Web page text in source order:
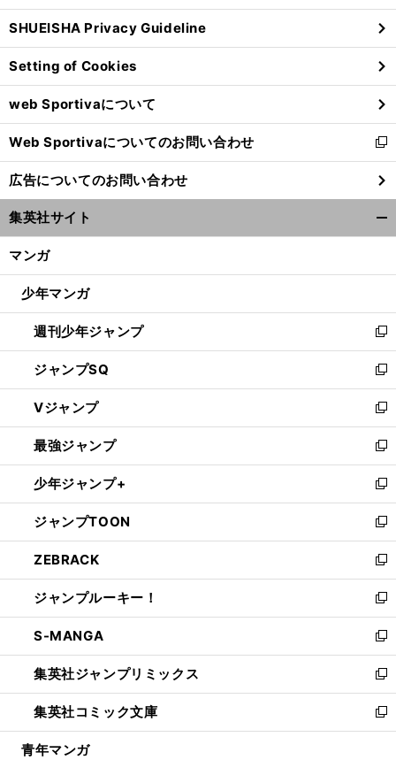
ウ
ィ
ン
ド
ウ
で
開
く
SHUEISHA Privacy Guideline
Setting of Cookies
web Sportivaについて
Web Sportivaについてのお問い合わせ
新
し
い
ウ
ィ
ン
ウ
開
く
広告についてのお問い合わせ
集英社サイト
マンガ
少年マンガ
週刊少年ジャンプ
新
し
い
ウ
ィ
ン
ド
ウ
で
開
く
ジャンプSQ
新
し
い
ウ
ィ
ン
ド
ウ
で
開
く
Vジャンプ
新
し
い
ウ
ィ
ン
ド
ウ
で
開
く
最強ジャンプ
新
し
い
ウ
ィ
ン
ド
ウ
で
開
く
少年ジャンプ+
新
し
い
ウ
ィ
ン
ド
ウ
で
開
く
ジャンプTOON
新
し
い
ウ
ィ
ン
ド
ウ
で
開
く
ZEBRACK
新
し
い
ウ
ィ
ン
ド
ウ
で
開
ジャンプルーキー！
新
し
い
ウ
ィ
ン
ド
ウ
S-MANGA
新
し
い
ウ
ィ
ン
集英社ジャンプリミックス
新
し
い
ウ
集英社コミック文庫
新
し
青年マンガ